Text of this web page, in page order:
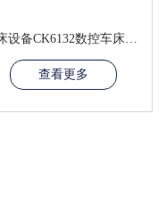
机床设备CK6132数控车床小型数控自动仪表车床平床身硬轨数控车床
查看更多